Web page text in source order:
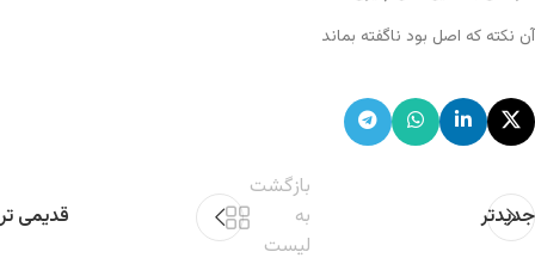
آن نکته که اصل بود ناگفته بماند
جدیدتر
بازگشت
به
لیست
قدیمی تر